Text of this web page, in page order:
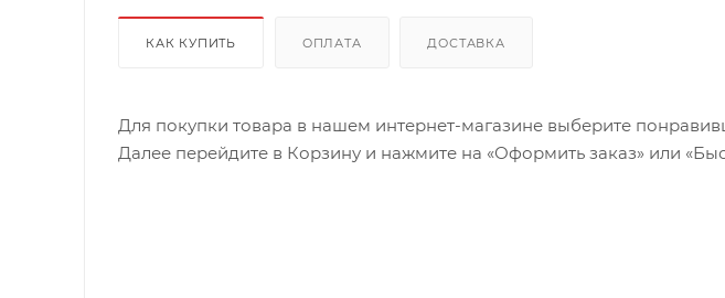
КАК КУПИТЬ ОПЛАТА ДОСТАВКА
Для покупки товара в нашем интернет-магазине выберите
Далее перейдите в Корзину и нажмите на «Оформить заказ» или